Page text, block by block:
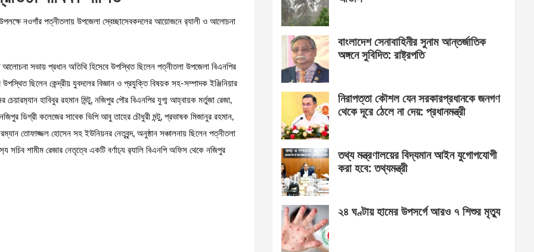
উপলক্ষে নওগাঁর পত্নীতলায় উপজেলা স্বেচ্ছাসেবকদলের আয়োজনে র‍্যালী ও আলোচনা
সভায় প্রধান অতিথি হিসেবে উপস্থিত ছিলেন পত্নীতলা উপজেলা বিএনপির
ছিলেন কেন্দ্রীয় যুবদলের বিজ্ঞান ও প্রযুক্তি বিষয়ক সহ-সম্পাদক ইঞ্জিনিয়ার
হাবিবুর রহমান মিন্টু, নজিপুর পৌর বিএনপির যুগ্ম আহ্বায়ক মর্তুজা রেজা,
ডিগ্রী কলেজের সাবেক ভিপি আবু তাহের চৌধুরী মন্টু, প্রভাষক মিজানুর রহমান,
তোফাজ্জল হোসেন সহ ইউনিয়নর নেতৃবৃন্দ, অনুষ্ঠান সঞ্চালনায় ছিলেন পত্নীতলা
শামীম রেজার নেতৃত্বে একটি বর্ণাঢ‍্য র‍্যালি বিএনপি অফিস থেকে নজিপুর
বাংলাদেশ সেনাবাহিনীর সুনাম আন্তর্জাতিক
অঙ্গনে সুবিদিত: রাষ্ট্রপতি
নিরাপত্তা কৌশল যেন সরকারপ্রধানকে জনগণ
থেকে দূরে ঠেলে না দেয়: প্রধানমন্ত্রী
তথ্য মন্ত্রণালয়ের বিদ্যমান আইন যুগোপযোগী
করা হবে: তথ্যমন্ত্রী
২৪ ঘণ্টায় হামের উপসর্গে আরও ৭ শিশুর মৃত্যু